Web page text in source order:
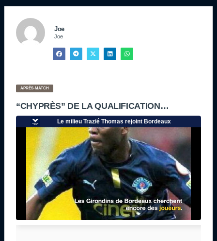
Joe
Joe
APRÈS-MATCH
“CHYPRÈS” DE LA QUALIFICATION…